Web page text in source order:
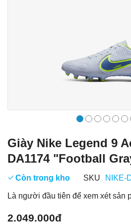
Giày Nike Legend 9
DA1174 "Football
Còn trong kho SKU NIKE-
Là người đầu tiên để xem xét sản
2.049.000đ